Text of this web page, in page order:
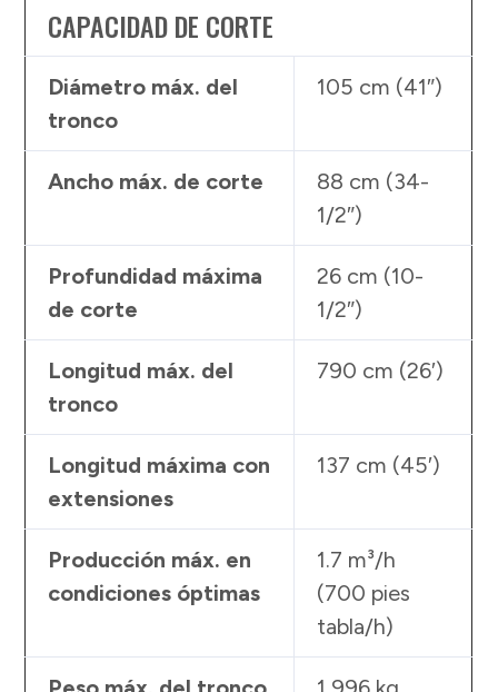
CAPACIDAD DE CORTE
Diámetro máx. del
tronco
105 cm (41″)
Ancho máx. de corte
88 cm (34-
1/2″)
Profundidad máxima
de corte
26 cm (10-
1/2″)
Longitud máx. del
tronco
790 cm (26′)
Longitud máxima con
extensiones
137 cm (45′)
Producción máx. en
condiciones óptimas
1.7 m³/h
(700 pies
tabla/h)